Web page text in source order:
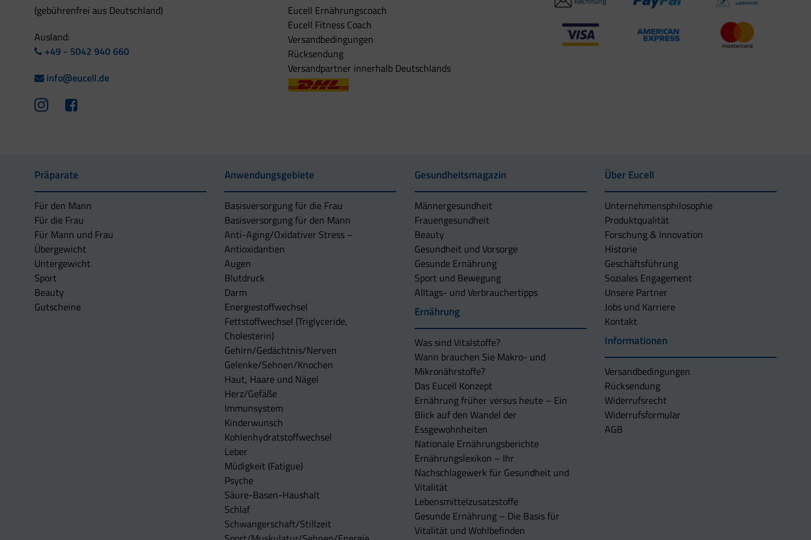
(gebührenfrei aus Deutschland)
Ausland:
+49 - 5042 940 660
info@eucell.de
Eucell Ernährungscoach
Eucell Fitness Coach
Versandbedingungen
Rücksendung
Versandpartner innerhalb Deutschlands
Präparate
Für den Mann
Für die Frau
Für Mann und Frau
Übergewicht
Untergewicht
Sport
Beauty
Gutscheine
Anwendungsgebiete
Basisversorgung für die Frau
Basisversorgung für den Mann
Anti-Aging/Oxidativer Stress –
Antioxidantien
Augen
Blutdruck
Darm
Energiestoffwechsel
Fettstoffwechsel (Triglyceride,
Cholesterin)
Gehirn/Gedächtnis/Nerven
Gelenke/Sehnen/Knochen
Haut, Haare und Nägel
Herz/Gefäße
Immunsystem
Kinderwunsch
Kohlenhydratstoffwechsel
Leber
Müdigkeit (Fatigue)
Psyche
Säure-Basen-Haushalt
Schlaf
Schwangerschaft/Stillzeit
Gesundheitsmagazin
Männergesundheit
Frauengesundheit
Beauty
Gesundheit und Vorsorge
Gesunde Ernährung
Sport und Bewegung
Alltags- und Verbrauchertipps
Ernährung
Was sind Vitalstoffe?
Wann brauchen Sie Makro- und
Mikronährstoffe?
Das Eucell Konzept
Ernährung früher versus heute – Ein
Blick auf den Wandel der
Essgewohnheiten
Nationale Ernährungsberichte
Ernährungslexikon – Ihr
Nachschlagewerk für Gesundheit und
Vitalität
Lebensmittelzusatzstoffe
Gesunde Ernährung – Die Basis für
Vitalität und Wohlbefinden
Über Eucell
Unternehmens­philosophie
Produktqualität
Forschung & Innovation
Historie
Geschäftsführung
Soziales Engagement
Unsere Partner
Jobs und Karriere
Kontakt
Informationen
Versandbedingungen
Rücksendung
Widerrufsrecht
Widerrufsformular
AGB